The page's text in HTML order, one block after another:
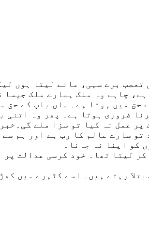
برے سہی، مانے لیتا ہوں
چاہے وہ ملک ہمارے ملک جیسا
میں ہوتا ہے۔ ماں باپ کے حق
ضروری ہوتا ہے۔ پھر وہ اتنی
عمل نہ کیا تو سزا ملے
سارے عالم کا رب ہے اور ہم
کو اپنا نہ جانا۔
لیتا تھا۔ خود کرسی عدالت پر
رہتے ہیں۔ اسے کٹہرے میں